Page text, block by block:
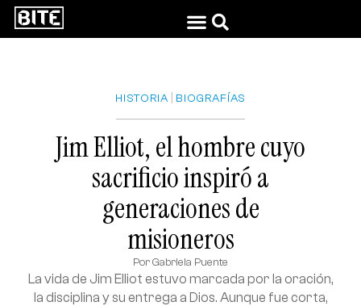
HISTORIA BIOGRAFÍAS
Jim Elliot, el hombre cuyo
sacrificio inspiró a
generaciones de
misioneros
Por Gabriela Puente
La vida de Jim Elliot estuvo marcada por la oración,
la disciplina y su entrega a Dios. Aunque fue corta,